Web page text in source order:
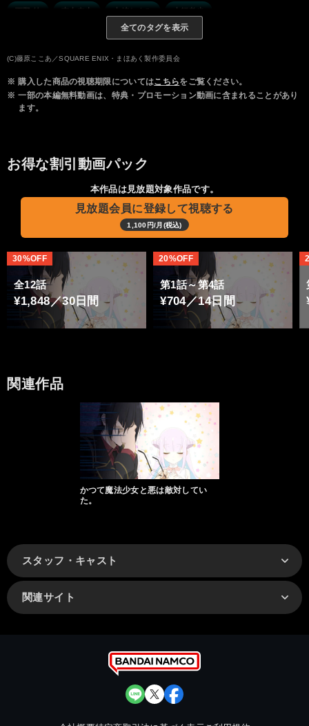
下野 紘 東山奈央 山崎たくみ 土師孝也
全てのタグを表示
(C)藤原ここあ／SQUARE ENIX・まほあく製作委員会
※ 購入した商品の視聴期限についてはこちらをご覧ください。
※ 一部の本編無料動画は、特典・プロモーション動画に含まれることがあり
ます。
お得な割引動画パック
本作品は見放題対象作品です。
見放題会員に登録して視聴する
1,100円/月(税込)
全12話
¥1,848／30日間
30%OFF
第1話～第4話
¥704／14日間
20%OFF
関連作品
かつて魔法少女と悪は敵対してい
た。
スタッフ・キャスト
関連サイト